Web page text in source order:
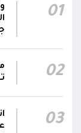
دائمة
يلزم
يضمن
مع
01
02
03